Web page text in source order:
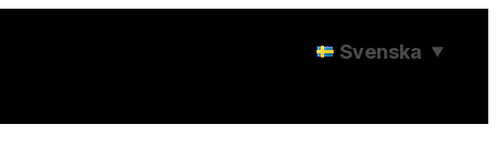
Svenska ▼